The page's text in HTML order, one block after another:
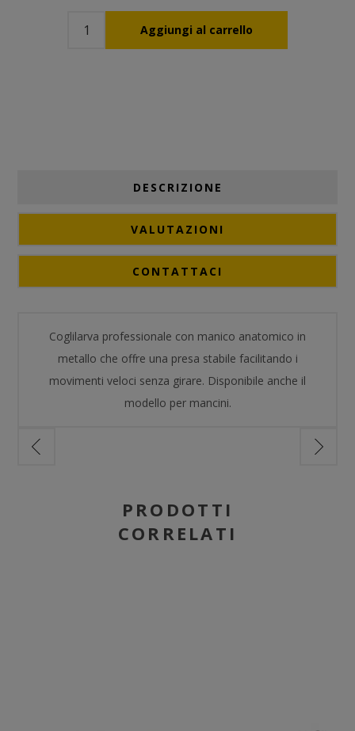
DESCRIZIONE
VALUTAZIONI
CONTATTACI
Coglilarva professionale con manico anatomico in
metallo che offre una presa stabile facilitando i
movimenti veloci senza girare. Disponibile anche il
modello per mancini.
PRODOTTI
CORRELATI